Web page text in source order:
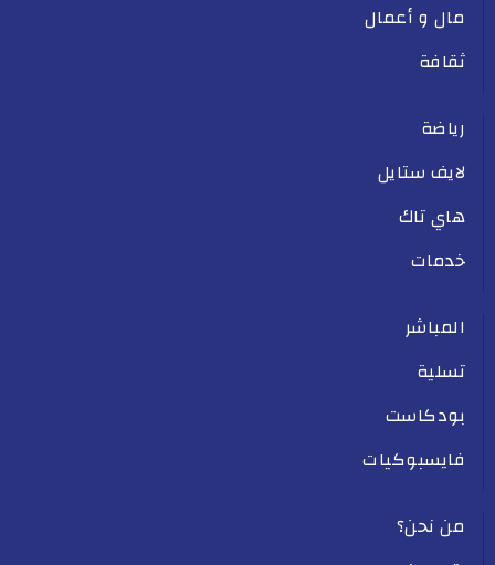
مال و أعمال
ثقافة
رياضة
لايف ستايل
هاي تاك
خدمات
المباشر
تسلية
بودكاست
فايسبوكيات
من نحن؟